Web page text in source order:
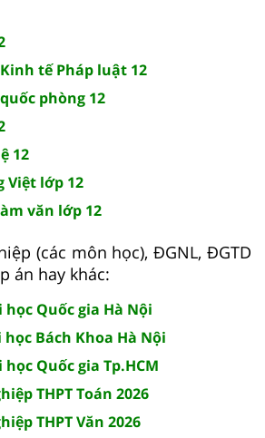
tế Pháp luật 12
phòng 12
12
Việt lớp 12
văn lớp 12
(các môn học), ĐGNL, ĐGTD
án hay khác:
Quốc gia Hà Nội
Bách Khoa Hà Nội
Quốc gia Tp.HCM
THPT Toán 2026
THPT Văn 2026